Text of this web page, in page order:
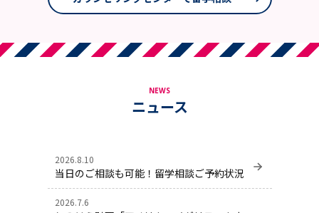
ニュース
NEWS
2026.8.10
当日のご相談も可能！留学相談ご予約状況
2026.7.6